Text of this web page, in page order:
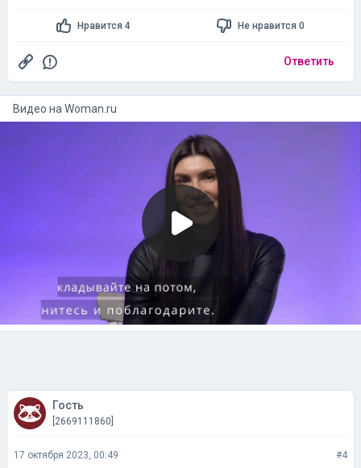
Нравится 4 Не нравится 0
Ответить
Видео на woman.ru
Гость
[2669111860]
17 октября 2023, 00:49 #4